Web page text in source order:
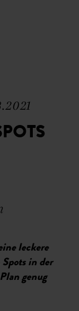
leckere
in der
genug